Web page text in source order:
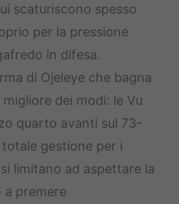
scaturiscono spesso
per la pressione
in difesa.
di Ojeleye che bagna
dei modi: le Vu
quarto avanti sul 73-
gestione per i
limitano ad aspettare la
premere